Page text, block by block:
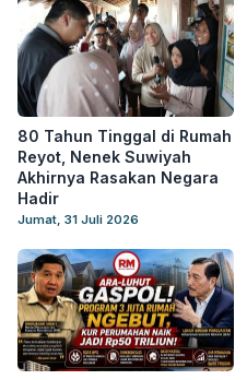
80 Tahun Tinggal di Rumah
Reyot, Nenek Suwiyah
Akhirnya Rasakan Negara
Hadir
Jumat, 31 Juli 2026